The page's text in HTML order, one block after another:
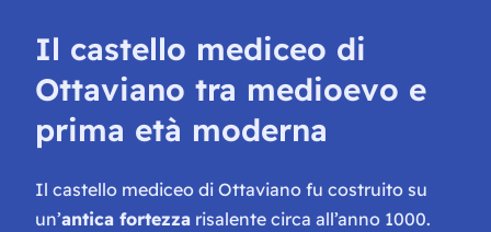
Il castello mediceo di
Ottaviano tra medioevo e
prima età moderna
Il castello mediceo di Ottaviano fu costruito su
un’antica fortezza risalente circa all’anno 1000.